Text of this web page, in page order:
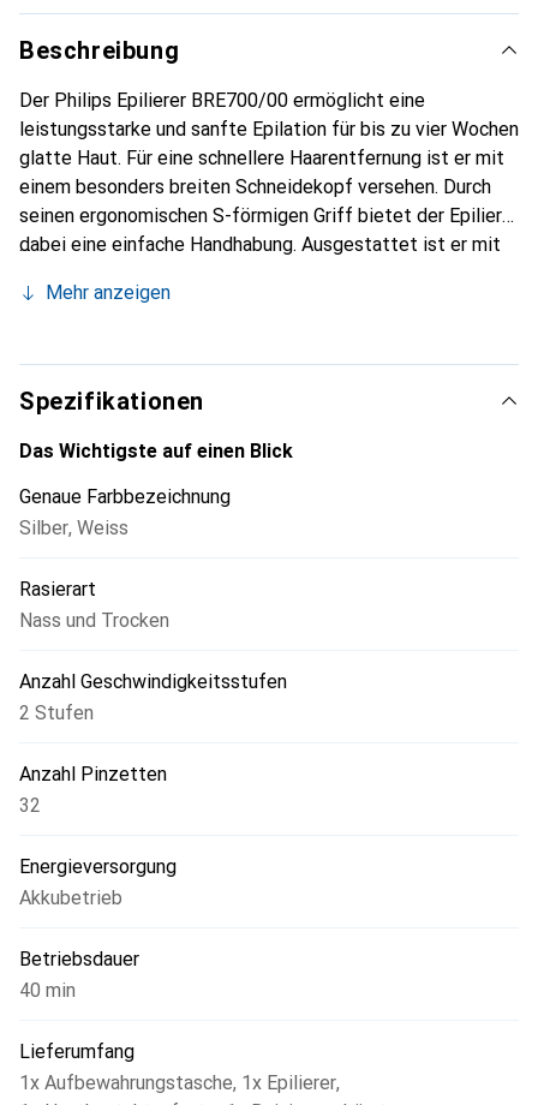
Beschreibung
Der Philips Epilierer BRE700/00 ermöglicht eine
leistungsstarke und sanfte Epilation für bis zu vier Wochen
glatte Haut. Für eine schnellere Haarentfernung ist er mit
einem besonders breiten Schneidekopf versehen. Durch
seinen ergonomischen S-förmigen Griff bietet der Epilierer
dabei eine einfache Handhabung. Ausgestattet ist er mit
auch in der Badewanne und Dusche zum Einsatz kommen
Bikinizone und den Achselhöhlen verfügt der Epilierer über
einen speziellen Aufsatz für empfindliche Stellen. Der
Epilierer der 8000er Serie bietet eine leistungsstarke und
gleichzeitig sanfte Epilation Extrabreiter Epilierkopf und
beim Epilieren Ohne Kabel und mit Anti-Rutsch-Griff
eignet sich das Gerät ideal für die Verwendung mit Wasser
Härchen Inkl. Schneidekopf, Bikini-Kammaufsatz, Aufsatz
für empfindliche Stellen und optimalen Hautkontakt 1x
Stellen, 1x Aufbewahrungsetui.
Mehr anzeigen
Spezifikationen
Das Wichtigste auf einen Blick
Genaue Farbbezeichnung
Silber, Weiss
Rasierart
Nass und Trocken
Anzahl Geschwindigkeitsstufen
2 Stufen
Anzahl Pinzetten
32
Energieversorgung
Akkubetrieb
Betriebsdauer
40 min
Lieferumfang
1x Aufbewahrungstasche, 1x Epilierer,